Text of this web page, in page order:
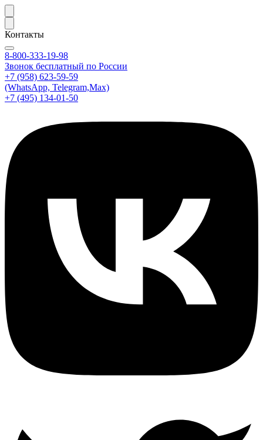
Контакты
8-800-333-19-98
Звонок бесплатный по России
+7 (958) 623-59-59
(WhatsApp, Telegram,Max)
+7 (495) 134-01-50